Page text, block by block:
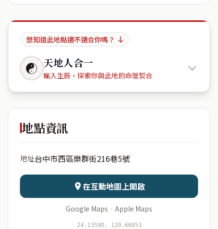
想知道此地點適不適合你嗎？
☯ 天地人合一
輸入生辰，探索你與此地的命理契合
Sam\'s
日期 出生時辰
資料僅用於即時分析，不會儲存於伺服器
地點資訊
地址台中市西區樂群街216巷5號
在互動地圖上開啟
Google Maps · Apple Maps
24.13590, 120.66853